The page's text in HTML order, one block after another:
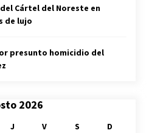
Cártel del Noreste en
de lujo
presunto homicidio del
2026
J V S
D